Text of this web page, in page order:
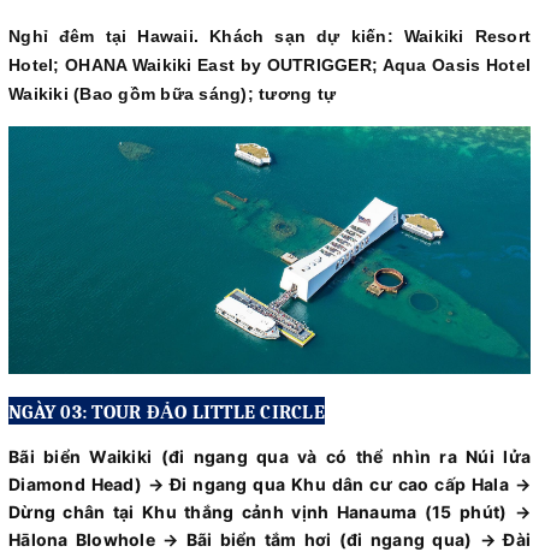
Nghỉ đêm tại Hawaii. Khách sạn dự kiến: Waikiki Resort
Hotel; OHANA Waikiki East by OUTRIGGER; Aqua Oasis Hotel
Waikiki (Bao gồm bữa sáng); tương tự
NGÀY 03: TOUR ĐẢO LITTLE CIRCLE
Bãi biển Waikiki (đi ngang qua và có thể nhìn ra Núi lửa
Diamond Head) → Đi ngang qua Khu dân cư cao cấp Hala →
Dừng chân tại Khu thắng cảnh vịnh Hanauma (15 phút) →
Hālona Blowhole → Bãi biển tắm hơi (đi ngang qua) → Đài